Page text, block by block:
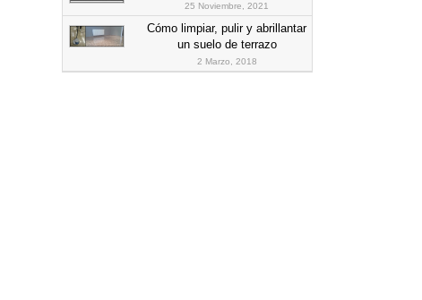
25 Noviembre, 2021
Cómo limpiar, pulir y abrillantar
un suelo de terrazo
2 Marzo, 2018